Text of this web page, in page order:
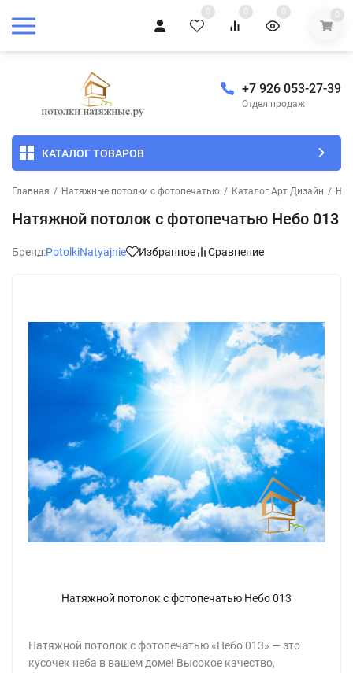
0 0 0 0
+7 926 053-27-39
Отдел продаж
КАТАЛОГ ТОВАРОВ
Главная / Натяжные потолки с фотопечатью / Каталог Арт Дизайн /
Натяжной потолок с фотопечатью Небо 013
Бренд:PotolkiNatyajnie Избранное Сравнение
Натяжной потолок с фотопечатью Небо 013
Натяжной потолок с фотопечатью «Небо 013» — это
кусочек неба в вашем доме! Высокое качество,